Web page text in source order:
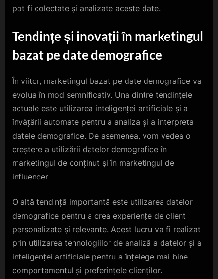
pot fi colectate și analizate aceste date.
Tendințe și inovații în marketingul
bazat pe date demografice
În viitor, marketingul bazat pe date demografice va
evolua în mod semnificativ. Una dintre tendințele
actuale este utilizarea inteligenței artificiale și a
învățării automate pentru a analiza și a interpreta
datele demografice. De asemenea, vom vedea o
creștere a utilizării datelor demografice în
marketingul de conținut și în marketingul de
influencer.
O altă tendință importantă este utilizarea datelor
demografice pentru a crea experiențe de client
personalizate și relevante. Acest lucru va fi realizat
prin utilizarea tehnologiilor de analiză a datelor și a
inteligenței artificiale pentru a înțelege mai bine
comportamentul și preferințele clienților.